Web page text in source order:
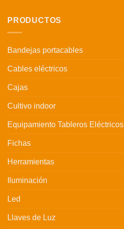
PRODUCTOS
Bandejas portacables
Cables eléctricos
Cajas
Cultivo indoor
Equipamiento Tableros Eléctricos
Fichas
Herramientas
Iluminación
Led
Llaves de Luz